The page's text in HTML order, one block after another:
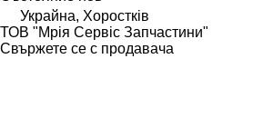
Украйна, Хоростків
ТОВ "Мрія Сервіс Запчастини"
Свържете се с продавача